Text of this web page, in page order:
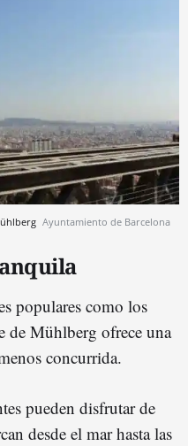
Ayuntamiento de Barcelona
populares como los
de Mühlberg ofrece una
concurrida.
pueden disfrutar de
desde el mar hasta las